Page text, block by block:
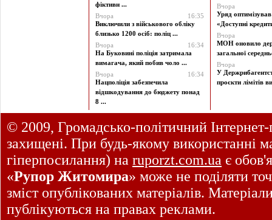
фіктивн ...
Вчора
16:35
Виключили з військового обліку
близько 1200 осіб: поліц ...
Вчора
16:34
На Буковині поліція затримала
вимагача, який побив чоло ...
Вчора
16:34
Нацполіція забезпечила
відшкодування до бюджету понад
8 ...
Вчора
Уряд
«Доступні
Вчора
МОН оновило
загальної
Вчора
У
проєкти лімітів
© 2009, Громадсько-політичний
захищені. При будь-якому використанні
гіперпосилання) на ruporzt.com.ua є
«Рупор Житомира» може не поділяти
зміст опублікованих матеріалів.
публікуються на правах реклами.